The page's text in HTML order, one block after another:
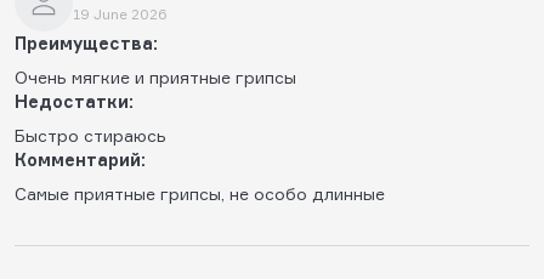
19 June 2026
Преимущества:
Очень мягкие и приятные грипсы
Недостатки:
Быстро стираюсь
Комментарий:
Самые приятные грипсы, не особо длинные